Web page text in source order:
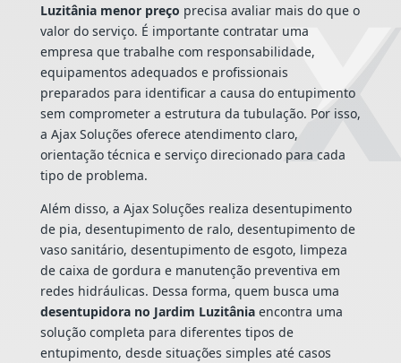
Luzitânia menor preço precisa avaliar mais do que o
valor do serviço. É importante contratar uma
empresa que trabalhe com responsabilidade,
equipamentos adequados e profissionais
preparados para identificar a causa do entupimento
sem comprometer a estrutura da tubulação. Por isso,
a Ajax Soluções oferece atendimento claro,
orientação técnica e serviço direcionado para cada
tipo de problema.
Além disso, a Ajax Soluções realiza desentupimento
de pia, desentupimento de ralo, desentupimento de
vaso sanitário, desentupimento de esgoto, limpeza
de caixa de gordura e manutenção preventiva em
redes hidráulicas. Dessa forma, quem busca uma
desentupidora no Jardim Luzitâniaencontra uma
solução completa para diferentes tipos de
entupimento, desde situações simples até casos